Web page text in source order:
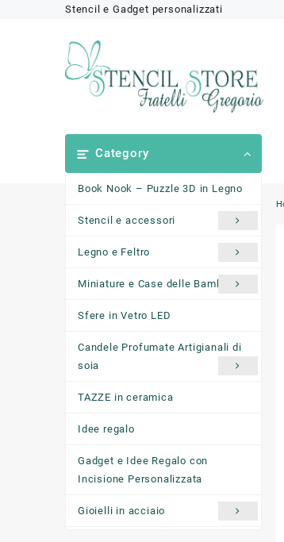
Stencil e Gadget personalizzati
Category
Book Nook – Puzzle 3D in Legno
Stencil e accessori
Legno e Feltro
Miniature e Case delle Bambole
Sfere in Vetro LED
Candele Profumate Artigianali di
soia
TAZZE in ceramica
Idee regalo
Gadget e Idee Regalo con
Incisione Personalizzata
Gioielli in acciaio